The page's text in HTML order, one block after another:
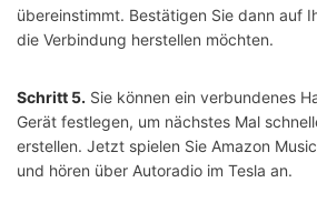
übereinstimmt. Bestätigen Sie dann auf
die Verbindung herstellen möchten.
Schritt 5. Sie können ein verbundenes
Gerät festlegen, um nächstes Mal
erstellen. Jetzt spielen Sie Amazon
und hören über Autoradio im Tesla an.